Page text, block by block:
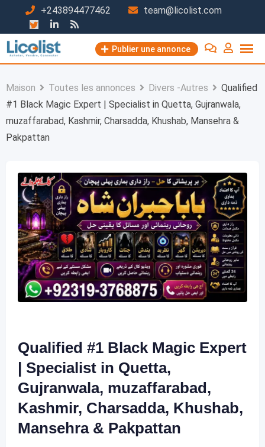
contenu
+243894477462 team@licolist.com
Publier une annonce
Maison Toutes les annonces Divers -Autres
Qualified
#1 Black Magic Expert | Specialist in Quetta, Gujranwala,
muzaffarabad, Kashmir, Charsadda, Khushab, Mansehra &
Pakpattan
Qualified #1 Black Magic Expert
| Specialist in Quetta,
Gujranwala, muzaffarabad,
Kashmir, Charsadda, Khushab,
Mansehra & Pakpattan